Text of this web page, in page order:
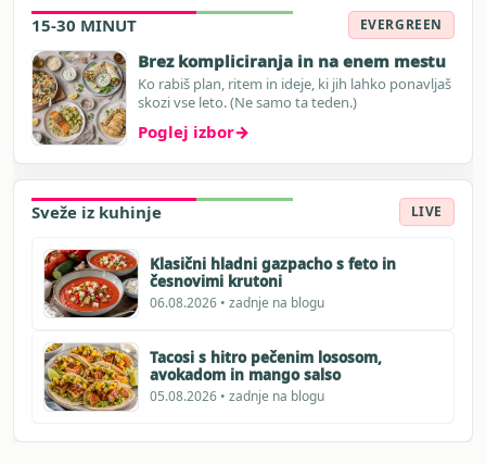
15-30 MINUT EVERGREEN
Brez kompliciranja in na enem mestu
Ko rabiš plan, ritem in ideje, ki jih lahko ponavljaš
skozi vse leto. (Ne samo ta teden.)
Poglej izbor→
Sveže iz kuhinje LIVE
Klasični hladni gazpacho s feto in
česnovimi krutoni
06.08.2026 • zadnje na blogu
Tacosi s hitro pečenim lososom,
avokadom in mango salso
05.08.2026 • zadnje na blogu